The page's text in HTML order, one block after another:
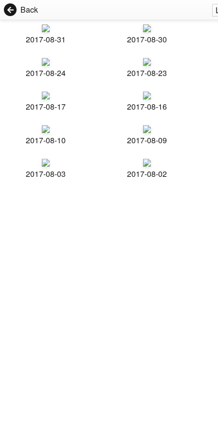
Back
2017-08-31 2017-08-30
2017-08-24 2017-08-23
2017-08-17 2017-08-16
2017-08-10 2017-08-09
2017-08-03 2017-08-02